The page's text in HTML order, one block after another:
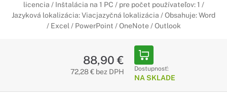
licencia / Inštalácia na 1 PC / pre počet používateľov: 1 /
Jazyková lokalizácia: Viacjazyčná lokalizácia / Obsahuje: Word
/ Excel / PowerPoint / OneNote / Outlook
88,90 €
72,28 € bez DPH Dostupnosť:
NA SKLADE